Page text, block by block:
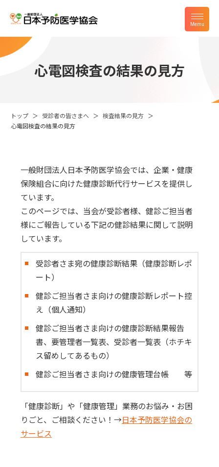
心電図検査の結果の見方
トップ 受診者の皆さまへ
検査結果の見方
心電図検査の結果の見方
一般財団法人日本予防医学協会では、企業・健康
保険組合に向けた健康診断代行サービスを提供し
ています。
このページでは、当会が受診者様、健診ご担当者
様にご報告している下記の健診結果に関して説明
しています。
受診者さま宛の健康診断結果（健康診断レポ
ート）
健診ご担当者さま向けの健康診断レポート控
え（個人通知）
健診ご担当者さま向けの健康診断結果報告
書、要管理者一覧表、受診者一覧表（ホチキ
ス留めしてあるもの）
健診ご担当者さま向けの健康管理台帳 等
「健康診断」や「健康管理」業務のお悩み・お困
りごと、ご相談ください！→日本予防医学協会の
サービス